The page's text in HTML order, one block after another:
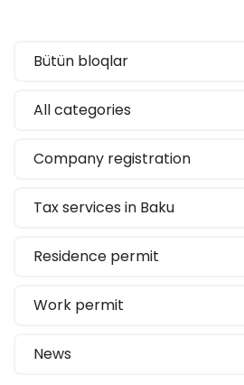
Bütün bloqlar
All categories
Company registration
Tax services in Baku
Residence permit
Work permit
News